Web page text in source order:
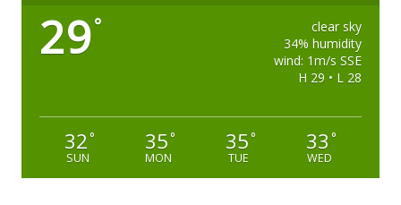
29°
clear sky
34% humidity
wind: 1m/s SSE
H 29 • L 28
32°
SUN
35°
MON
35°
TUE
33 °
WED